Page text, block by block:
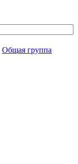
Общая группа